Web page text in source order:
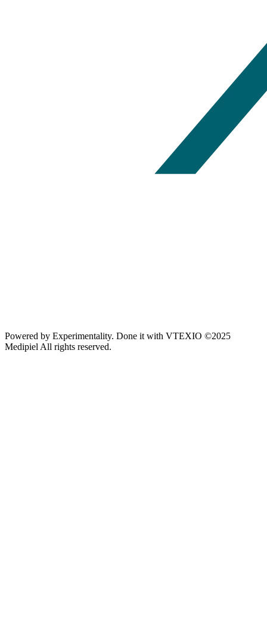
Powered by Experimentality. Done it with VTEXIO ©2025
Medipiel All rights reserved.